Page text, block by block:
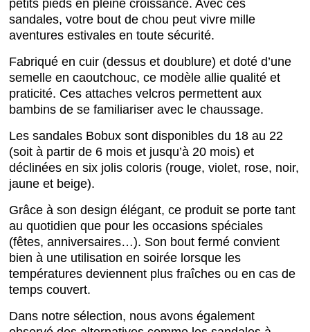
petits pieds en pleine croissance. Avec ces
sandales, votre bout de chou peut vivre mille
aventures estivales en toute sécurité.
Fabriqué en cuir (dessus et doublure) et doté d’une
semelle en caoutchouc, ce modèle allie qualité et
praticité. Ces attaches velcros permettent aux
bambins de se familiariser avec le chaussage.
Les sandales Bobux sont disponibles du 18 au 22
(soit à partir de 6 mois et jusqu’à 20 mois) et
déclinées en six jolis coloris (rouge, violet, rose, noir,
jaune et beige).
Grâce à son design élégant, ce produit se porte tant
au quotidien que pour les occasions spéciales
(fêtes, anniversaires…). Son bout fermé convient
bien à une utilisation en soirée lorsque les
températures deviennent plus fraîches ou en cas de
temps couvert.
Dans notre sélection, nous avons également